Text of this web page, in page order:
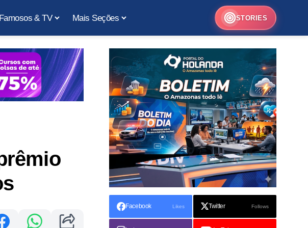
Famosos & TV Mais Seções STORIES
Facebook Likes Twitter Follows